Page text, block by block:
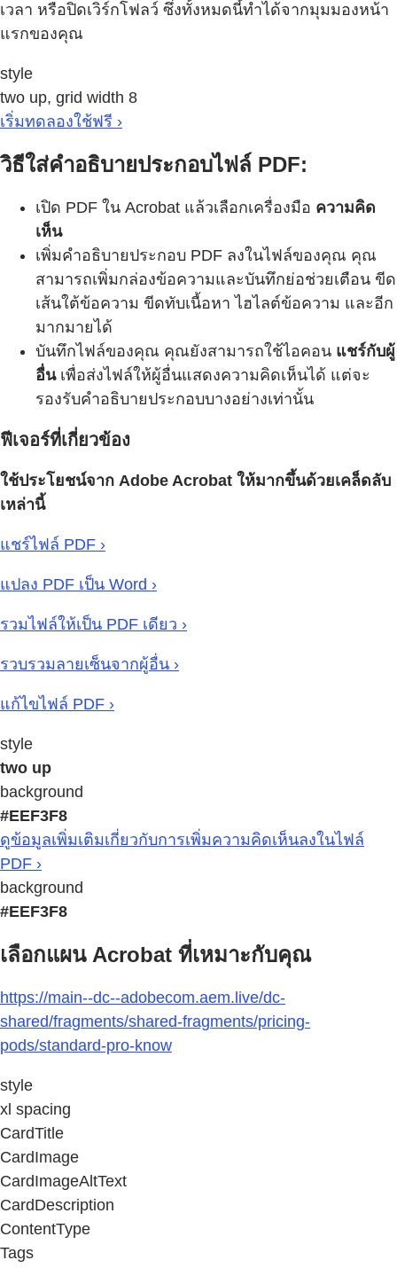
เวลา หรือปิดเวิร์กโฟลว์ ซึ่งทั้งหมดนี้ทำได้จากมุมมองหน้า
แรกของคุณ
style
two up, grid width 8
เริ่มทดลองใช้ฟรี ›
วิธีใส่คำอธิบายประกอบไฟล์ PDF:
เปิด PDF ใน Acrobat แล้วเลือกเครื่องมือ ความคิด
เห็น
เพิ่มคำอธิบายประกอบ PDF ลงในไฟล์ของคุณ คุณ
สามารถเพิ่มกล่องข้อความและบันทึกย่อช่วยเตือน ขีด
เส้นใต้ข้อความ ขีดทับเนื้อหา ไฮไลต์ข้อความ และอีก
มากมายได้
บันทึกไฟล์ของคุณ คุณยังสามารถใช้ไอคอน แชร์กับผู้
อื่นเพื่อส่งไฟล์ให้ผู้อื่นแสดงความคิดเห็นได้ แต่จะ
รองรับคำอธิบายประกอบบางอย่างเท่านั้น
ฟีเจอร์ที่เกี่ยวข้อง
ใช้ประโยชน์จาก Adobe Acrobat ให้มากขึ้นด้วยเคล็ดลับ
เหล่านี้
แชร์ไฟล์ PDF ›
แปลง PDF เป็น Word ›
รวมไฟล์ให้เป็น PDF เดียว ›
รวบรวมลายเซ็นจากผู้อื่น ›
แก้ไขไฟล์ PDF ›
style
two up
background
#EEF3F8
ดูข้อมูลเพิ่มเติมเกี่ยวกับการเพิ่มความคิดเห็นลงในไฟล์
PDF ›
background
#EEF3F8
เลือกแผน Acrobat ที่เหมาะกับคุณ
https://main--dc--adobecom.aem.live/dc-
shared/fragments/shared-fragments/pricing-
pods/standard-pro-know
style
xl spacing
CardTitle
CardImage
CardImageAltText
CardDescription
ContentType
Tags